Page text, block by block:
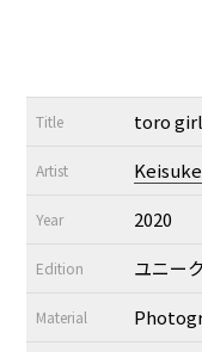
Title toro girl
Artist
Year 2020
Edition ユニー
Material